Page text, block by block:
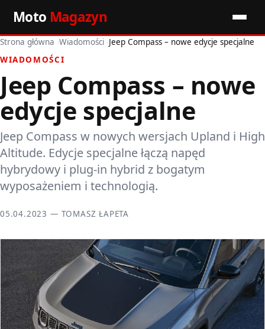
Moto Magazyn
Start
Wiadomości
Premiery
Porady motoryzacyjne
Pozostałe artykuły
Strona główna ›Wiadomości ›Jeep Compass – nowe edycje specjalne
WIADOMOŚCI
Jeep Compass – nowe
edycje specjalne
Jeep Compass w nowych wersjach Upland i High
Altitude. Edycje specjalne łączą napęd
hybrydowy i plug-in hybrid z bogatym
wyposażeniem i technologią.
05.04.2023 — TOMASZ ŁAPETA